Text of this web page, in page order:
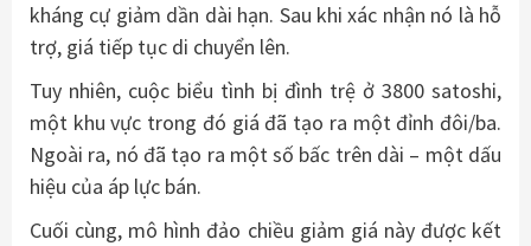
kháng cự giảm dần dài hạn. Sau khi xác nhận nó là hỗ
trợ, giá tiếp tục di chuyển lên.
Tuy nhiên, cuộc biểu tình bị đình trệ ở 3800 satoshi,
một khu vực trong đó giá đã tạo ra một đỉnh đôi/ba.
Ngoài ra, nó đã tạo ra một số bấc trên dài – một dấu
hiệu của áp lực bán.
Cuối cùng, mô hình đảo chiều giảm giá này được kết